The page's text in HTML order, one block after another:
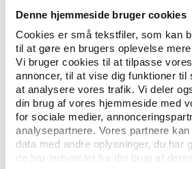
Denne hjemmeside bruger cookies
Cookies er små tekstfiler, som kan
til at gøre en brugers oplevelse
Vi bruger cookies til at tilpasse
annoncer, til at vise dig funktioner til
at analysere vores trafik. Vi deler
din brug af vores hjemmeside med
for sociale medier,
analysepartnere. Vores partnere
data med andre oplysninger, du har
de har indsamlet fra din brug af
stigningen med, at forældre
arbejde der, hvor det kommer
Bjarte Folkestad, der er en af
rapporten, siger:
"Forældre tilbringer kort og godt
med deres børn end tidligere.
forskellene i frivillig indsats stiger
børnefamilierne og